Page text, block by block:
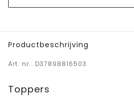
Productbeschrijving
Art. nr.: D37898816503
Toppers